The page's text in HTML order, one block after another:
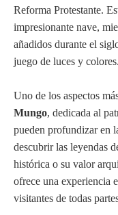
Reforma Protestante.
impresionante nave,
añadidos durante el
juego de luces y colores.
Uno de los aspectos
Mungo, dedicada al
pueden profundizar en
descubrir las leyendas
histórica o su valor
ofrece una experiencia
visitantes de todas